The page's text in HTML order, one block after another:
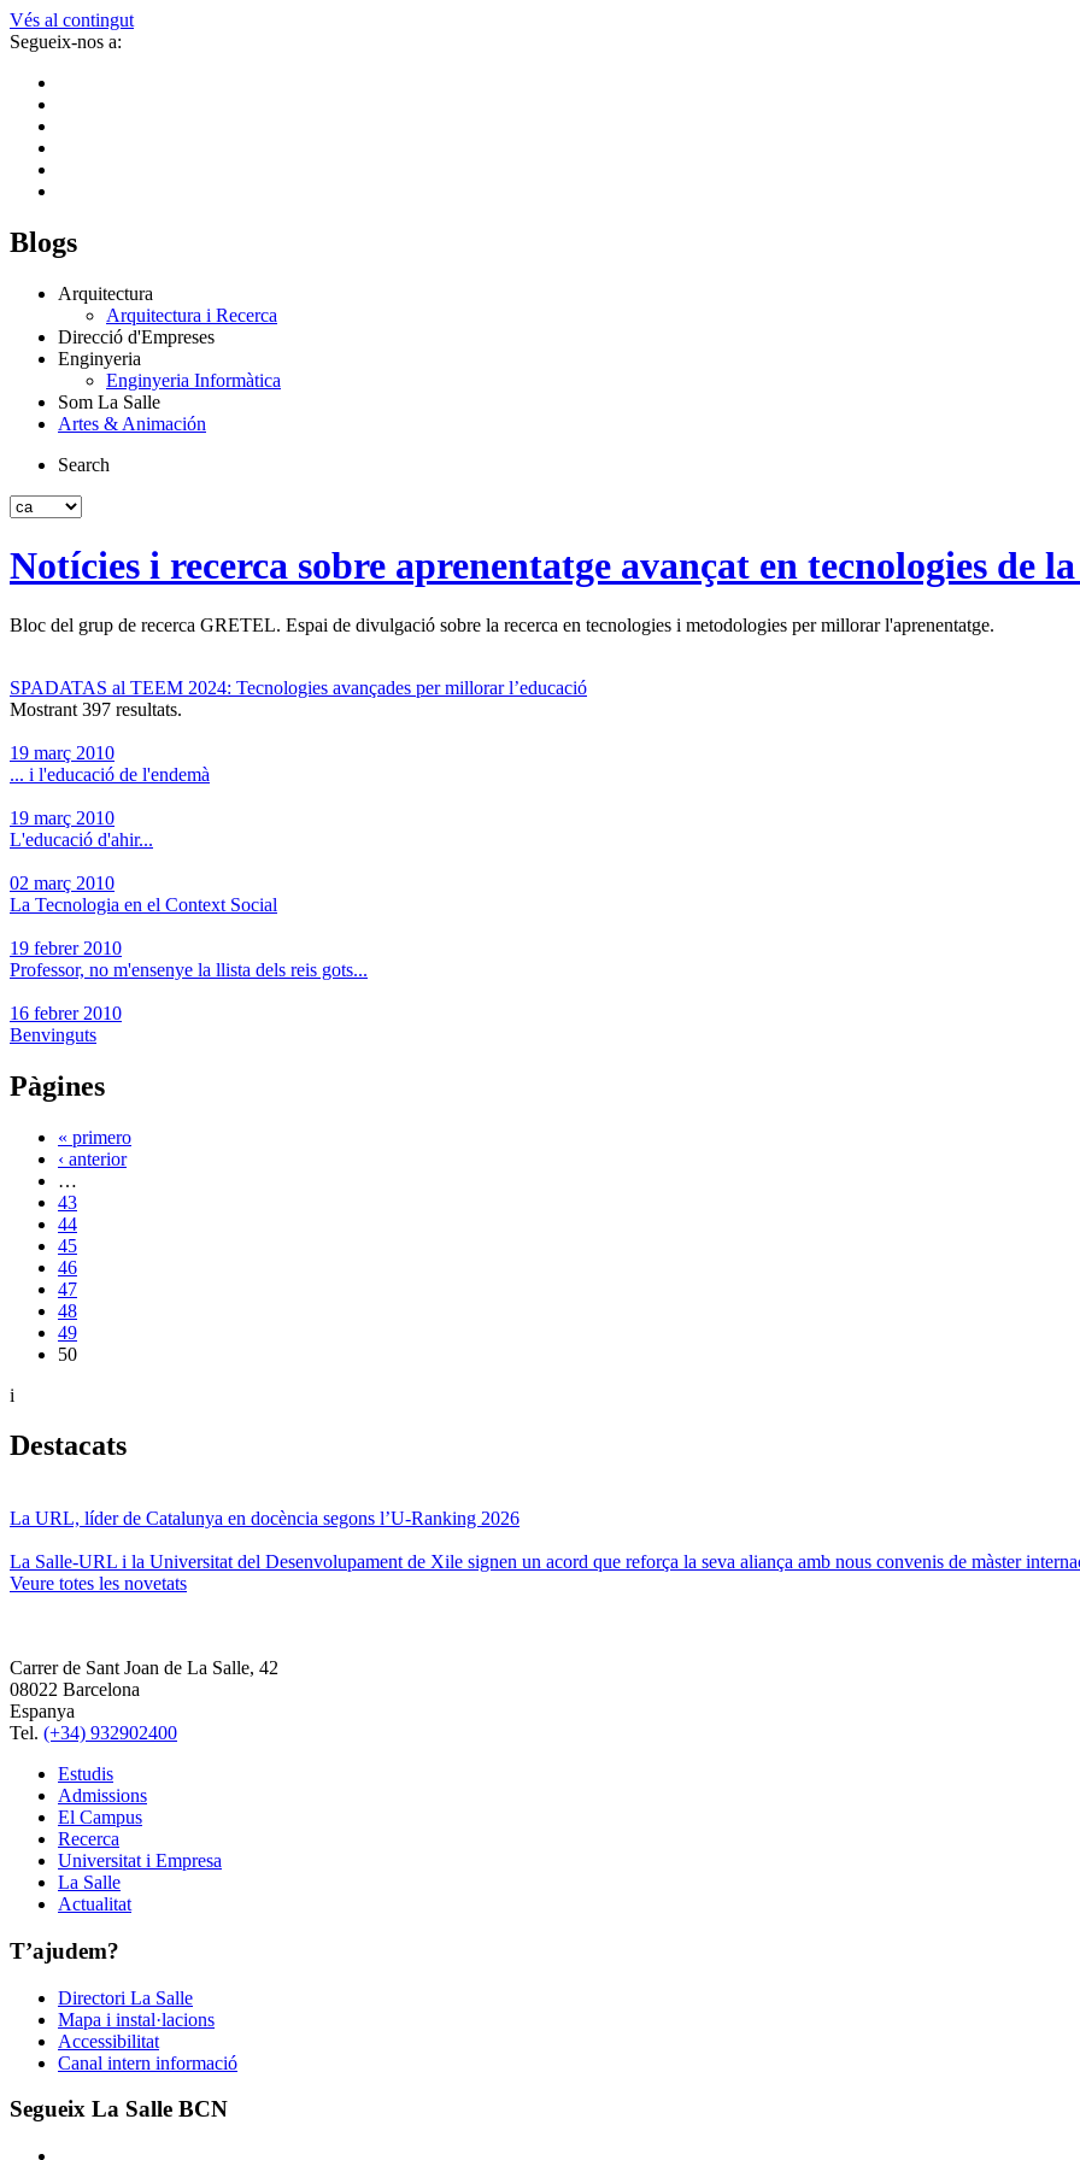
Vés al contingut
Segueix-nos a:
Blogs
Arquitectura
Arquitectura i Recerca
Direcció d'Empreses
Enginyeria
Enginyeria Informàtica
Som La Salle
Artes & Animación
Search
Notícies i recerca sobre aprenentatge avançat en tecnologies de
Bloc del grup de recerca GRETEL. Espai de divulgació sobre la recerca en tecnologies i metodologies per millorar l'aprenentatge.
SPADATAS al TEEM 2024: Tecnologies avançades per millorar l’educació
Mostrant 397 resultats.
19 març 2010
... i l'educació de l'endemà
19 març 2010
L'educació d'ahir...
02 març 2010
La Tecnologia en el Context Social
19 febrer 2010
Professor, no m'ensenye la llista dels reis gots...
16 febrer 2010
Benvinguts
Pàgines
« primero
‹ anterior
…
43
44
45
46
47
48
49
50
i
Destacats
La URL, líder de Catalunya en docència segons l’U-Ranking 2026
La Salle-URL i la Universitat del Desenvolupament de Xile signen un acord que reforça la seva aliança amb nous convenis de màster
Veure totes les novetats
Carrer de Sant Joan de La Salle, 42
08022 Barcelona
Espanya
Tel. (+34) 932902400
Estudis
Admissions
El Campus
Recerca
Universitat i Empresa
La Salle
Actualitat
T’ajudem?
Directori La Salle
Mapa i instal·lacions
Accessibilitat
Canal intern informació
Segueix La Salle BCN